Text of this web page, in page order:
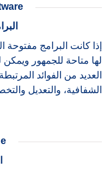
إذا كانت البرامج مفتوحة
لها متاحة للجمهور ويمكن
العديد من الفوائد
الشفافية، والتعديل